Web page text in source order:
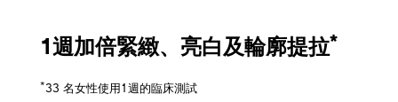
1週加倍緊緻、亮白及輪廓提拉*
*33 名女性使用1週的臨床測試